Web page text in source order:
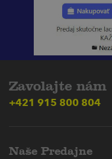
Zavolajte nám
+421 915 800 804
Naše Predajne